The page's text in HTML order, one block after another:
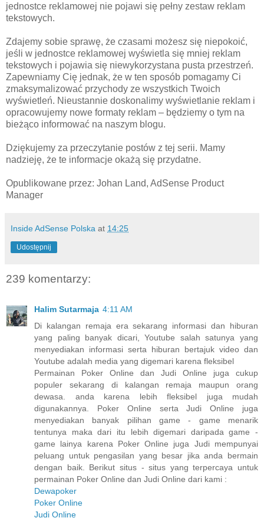
jednostce reklamowej nie pojawi się pełny zestaw reklam
tekstowych.
Zdajemy sobie sprawę, że czasami możesz się niepokoić,
jeśli w jednostce reklamowej wyświetla się mniej reklam
tekstowych i pojawia się niewykorzystana pusta przestrzeń.
Zapewniamy Cię jednak, że w ten sposób pomagamy Ci
zmaksymalizować przychody ze wszystkich Twoich
wyświetleń. Nieustannie doskonalimy wyświetlanie reklam i
opracowujemy nowe formaty reklam – będziemy o tym na
bieżąco informować na naszym blogu.
Dziękujemy za przeczytanie postów z tej serii. Mamy
nadzieję, że te informacje okażą się przydatne.
Opublikowane przez: Johan Land, AdSense Product
Manager
Inside AdSense Polska at 14:25
Udostępnij
239 komentarzy:
Halim Sutarmaja 4:11 AM
Di kalangan remaja era sekarang informasi dan hiburan
yang paling banyak dicari, Youtube salah satunya yang
menyediakan informasi serta hiburan bertajuk video dan
Youtube adalah media yang digemari karena fleksibel
Permainan Poker Online dan Judi Online juga cukup
populer sekarang di kalangan remaja maupun orang
dewasa. anda karena lebih fleksibel juga mudah
digunakannya. Poker Online serta Judi Online juga
menyediakan banyak pilihan game - game menarik
tentunya maka dari itu lebih digemari daripada game -
game lainya karena Poker Online juga Judi mempunyai
peluang untuk pengasilan yang besar jika anda bermain
dengan baik. Berikut situs - situs yang terpercaya untuk
permainan Poker Online dan Judi Online dari kami :
Dewapoker
Poker Online
Judi Online